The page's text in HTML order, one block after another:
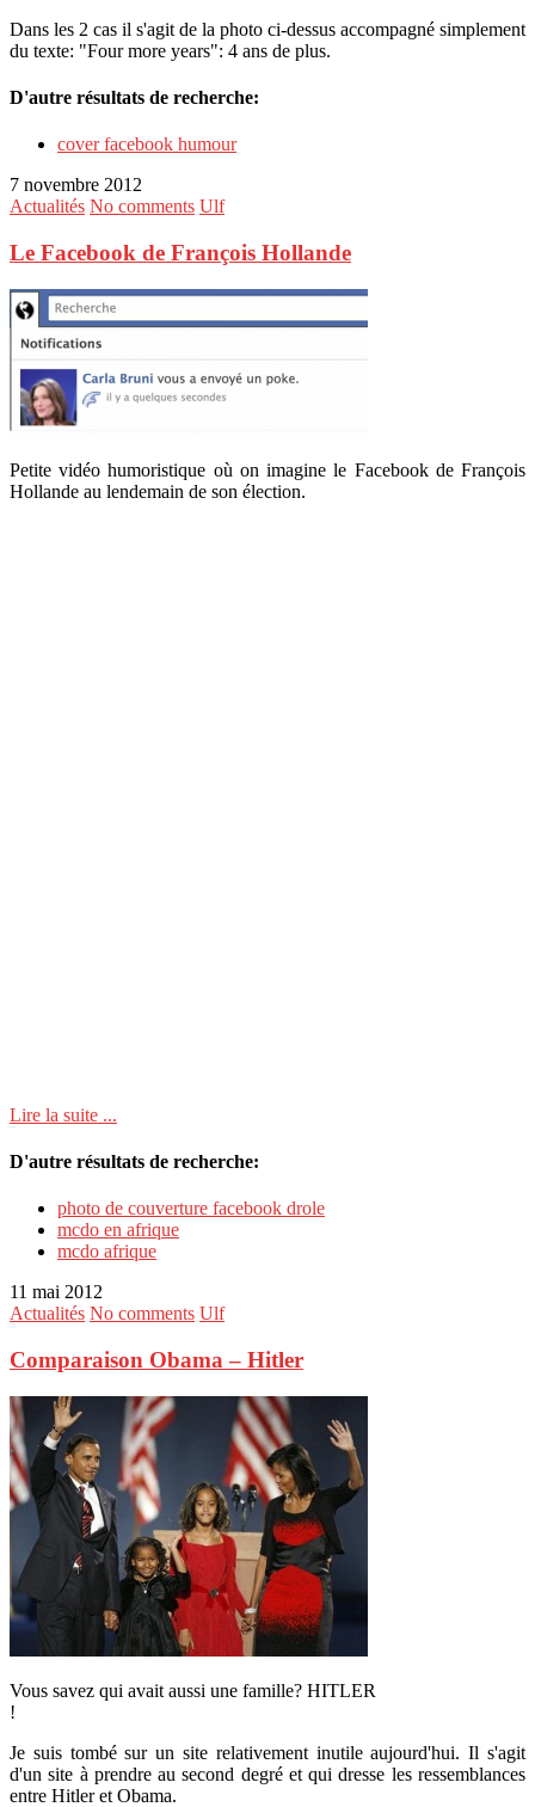
Dans les 2 cas il s'agit de la photo ci-dessus accompagné simplement
du texte: "Four more years": 4 ans de plus.
D'autre résultats de recherche:
cover facebook humour
7 novembre 2012
Actualités No comments Ulf
Le Facebook de François Hollande
Petite vidéo humoristique où on imagine le Facebook de François
Hollande au lendemain de son élection.
Lire la suite ...
D'autre résultats de recherche:
photo de couverture facebook drole
mcdo en afrique
mcdo afrique
11 mai 2012
Actualités No comments Ulf
Comparaison Obama – Hitler
Vous savez qui avait aussi une famille? HITLER
!
Je suis tombé sur un site relativement inutile aujourd'hui. Il s'agit
d'un site à prendre au second degré et qui dresse les ressemblances
entre Hitler et Obama.